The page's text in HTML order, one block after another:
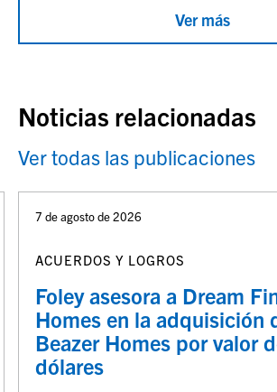
Ver más
Noticias relacionadas
Ver todas las publicaciones
7 de agosto de 2026
ACUERDOS Y LOGROS
Foley asesora a Dream
Homes en la adquisición
Beazer Homes por valor
dólares